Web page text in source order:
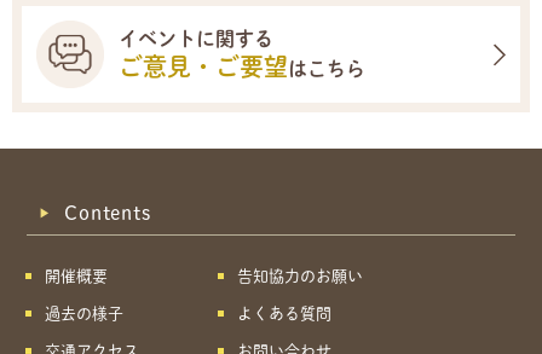
イベントに関する
ご意見・ご要望はこちら
Contents
開催概要
過去の様子
交通アクセス
告知協力のお願い
よくある質問
お問い合わせ